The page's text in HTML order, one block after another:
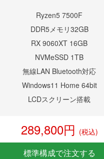
Ryzen5 7500F
DDR5メモリ32GB
RX 9060XT 16GB
NVMeSSD 1TB
無線LAN Bluetooth対応
Windows11 Home 64bit
LCDスクリーン搭載
289,800円 (税込)
標準構成で注文する